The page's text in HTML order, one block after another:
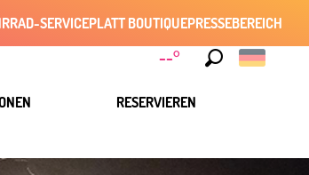
--°
SERVICEPLATT BOUTIQUEPRESSEBEREICH
RESERVIEREN